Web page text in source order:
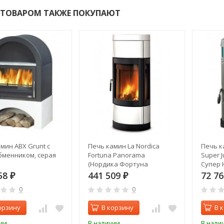
ТАКЖЕ ПОКУПАЮТ
ABX Grunt с
серая
₽
0
Печь камин La Nordica
Fortuna Panorama
(Нордика Фортуна
Панорама)
441 509 ₽
0
В корзину
Печь
Super
Супер
72
В